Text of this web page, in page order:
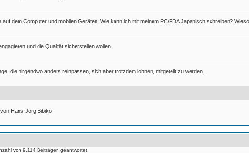
auf dem Computer und mobilen Geräten: Wie kann ich mit meinem PC/PDA Japanisch schreiben?
und die Qualität sicherstellen wollen.
die nirgendwo anders reinpassen, sich aber trotzdem lohnen, mitgeteilt zu werden.
von Hans-Jörg Bibiko
von 9,114 Beiträgen geantwortet